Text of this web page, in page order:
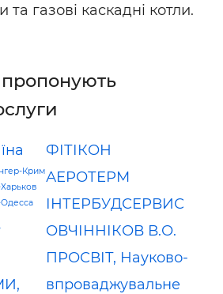
та газові каскадні котли.
пропонують
Крим
ФІТІКОН
АЕРОТЕРМ
ІНТЕРБУДСЕРВИС
ОВЧІННІКОВ В.О.
ПРОСВІТ, Науково-
впроваджувальне